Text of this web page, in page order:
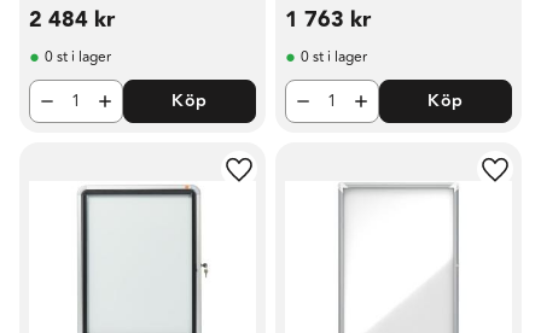
2 484 kr
0 st i lager
Köp
1 763 kr
0 st i lager
Köp
Lägg till i favoriter